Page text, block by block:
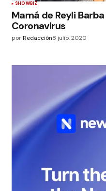
SHOWBIZ
Mamá de Reyli
Coronavirus
porRedacción8 julio, 2020